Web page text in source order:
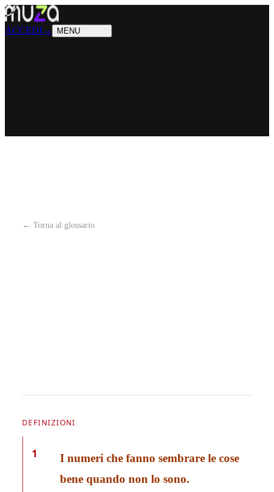
ACCEDI→ MENU
PRODOTTI Cosa sappiamo fare
SOLUZIONIChi possiamo aiutare
← Torna al glossario
DEFINIZIONI
1
I numeri che fanno sembrare le cose
bene quando non lo sono.